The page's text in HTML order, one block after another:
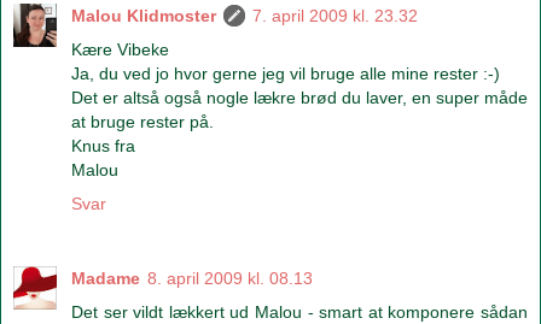
Malou Klidmoster
7. april 2009 kl. 23.32
Kære Vibeke
Ja, du ved jo hvor gerne jeg vil bruge alle mine rester :-)
Det er altså også nogle lækre brød du laver, en super måde
at bruge rester på.
Knus fra
Malou
Svar
Madame 8. april 2009 kl. 08.13
Det ser vildt lækkert ud Malou - smart at komponere sådan